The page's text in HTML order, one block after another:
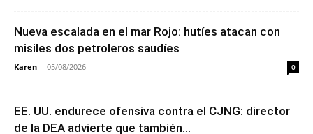
Nueva escalada en el mar Rojo: hutíes atacan con
misiles dos petroleros saudíes
Karen - 05/08/2026 0
EE. UU. endurece ofensiva contra el CJNG: director
de la DEA advierte que también...